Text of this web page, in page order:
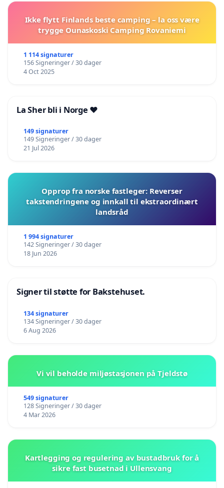
Ikke flytt Finlands beste camping – la oss være
trygge Ounaskoski Camping Rovaniemi
1 114 signaturer
156 Signeringer / 30 dager
4 Oct 2025
La Sher bli i Norge ❤️
149 signaturer
149 Signeringer / 30 dager
21 Jul 2026
Opprop fra norske fastleger: Reverser
takstendringene og innkall til ekstraordinært
landsråd
1 994 signaturer
142 Signeringer / 30 dager
18 Jun 2026
Signer til støtte for Bakstehuset.
134 signaturer
134 Signeringer / 30 dager
6 Aug 2026
Vi vil beholde miljøstasjonen på Tjeldstø
549 signaturer
128 Signeringer / 30 dager
4 Mar 2026
Kartlegging og regulering av bustadbruk for å
sikre fast busetnad i Ullensvang